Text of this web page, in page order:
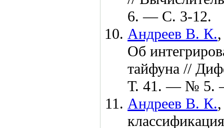
6. — С. 3-12.
Андреев В. К.
Об
тайфуна //
Т. 41. — № 5.
Андреев В. К.